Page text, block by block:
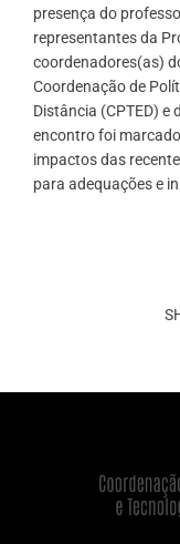
presença do
representantes da
coordenadores(as)
Coordenação de
Distância (CPTED) e
encontro foi
impactos das
para adequações e